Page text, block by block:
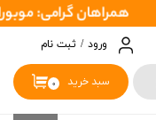
۰ سبد خرید
ورود / ثبت نام
همراهان گرامی: موبوران سفارشات شما را در اسرع وقت ( 1